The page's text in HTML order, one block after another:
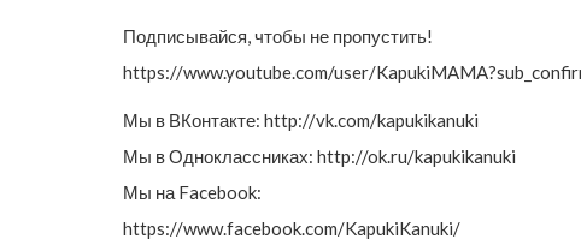
Подписывайся, чтобы не пропустить!
https://www.youtube.com/user/
Мы в ВКонтакте: http://vk.com/kapukikanuki
Мы в Одноклассниках: http://ok.ru/kapukikanuki
Мы на Facebook:
https://www.facebook.com/KapukiKanuki/